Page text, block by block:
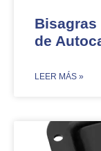
Bisagras
de
​LEER MÁS »